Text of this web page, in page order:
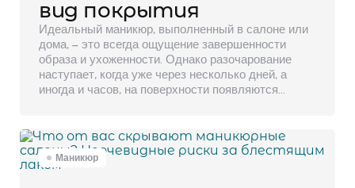
вид покрытия
Идеальный маникюр, выполненный в салоне или
дома, – это всегда ощущение завершенности
образа и ухоженности. Однако разочарование
наступает, когда уже через несколько дней, а
иногда и часов, на поверхности появляются…
Маникюр